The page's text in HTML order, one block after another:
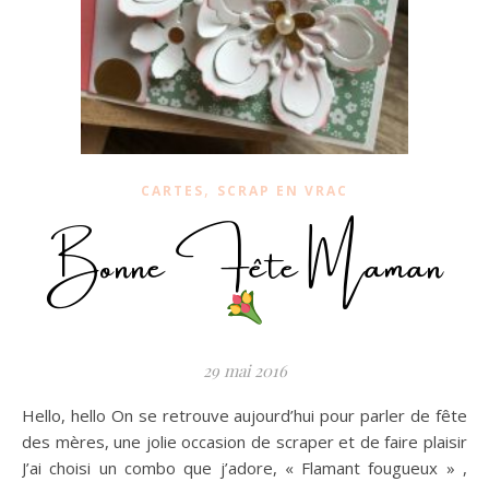
CARTES, SCRAP EN VRAC
Bonne Fête Maman
29 mai 2016
Hello, hello On se retrouve aujourd’hui pour parler de fête
des mères, une jolie occasion de scraper et de faire plaisir
J’ai choisi un combo que j’adore, « Flamant fougueux » ,